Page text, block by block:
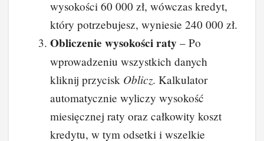
wysokości 60 000 zł, wówczas kredyt,
który potrzebujesz, wyniesie 240 000 zł.
Obliczenie wysokości raty – Po
wprowadzeniu wszystkich danych
kliknij przycisk Oblicz. Kalkulator
automatycznie wyliczy wysokość
miesięcznej raty oraz całkowity koszt
kredytu, w tym odsetki i wszelkie